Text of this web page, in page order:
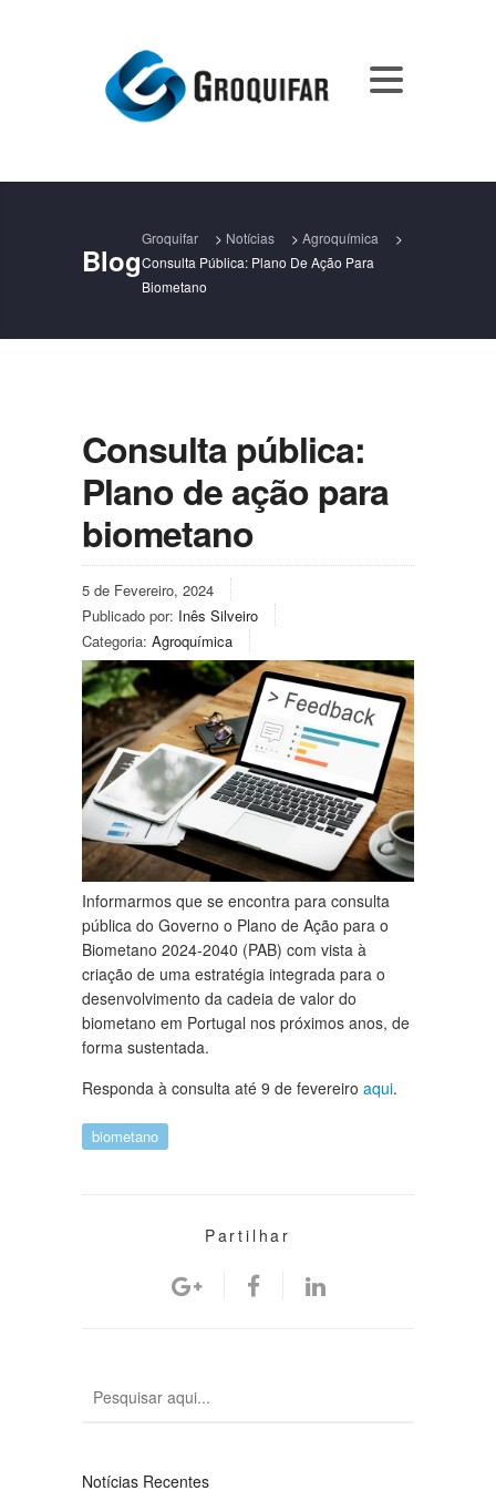
Blog
Groquifar > Notícias > Agroquímica
>
Consulta Pública: Plano De Ação Para
Biometano
Consulta pública:
Plano de ação para
biometano
5 de Fevereiro, 2024
Publicado por: Inês Silveiro
Categoria: Agroquímica
Informarmos que se encontra para consulta
pública do Governo o Plano de Ação para o
Biometano 2024-2040 (PAB) com vista à
criação de uma estratégia integrada para o
desenvolvimento da cadeia de valor do
biometano em Portugal nos próximos anos, de
forma sustentada.
Responda à consulta até 9 de fevereiro aqui.
biometano
Partilhar
Notícias Recentes